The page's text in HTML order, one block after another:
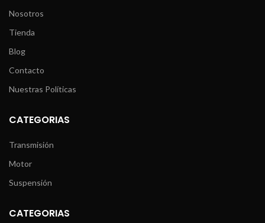
Nosotros
Tienda
Blog
Contacto
Nuestras Políticas
CATEGORIAS
Transmisión
Motor
Suspensión
CATEGORIAS